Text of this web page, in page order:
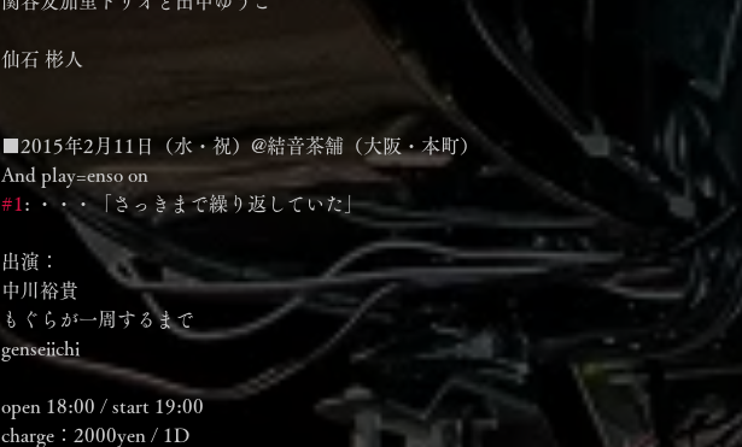
仙石 彬人
■2015年2月11日（水・祝）@結音茶舗（大阪・本町）
And play=enso on
#1 : ・・・「さっきまで繰り返していた」
出演：
中川裕貴
もぐらが一周するまで
genseiichi
open 18:00 / start 19:00
charge：2000yen / 1D